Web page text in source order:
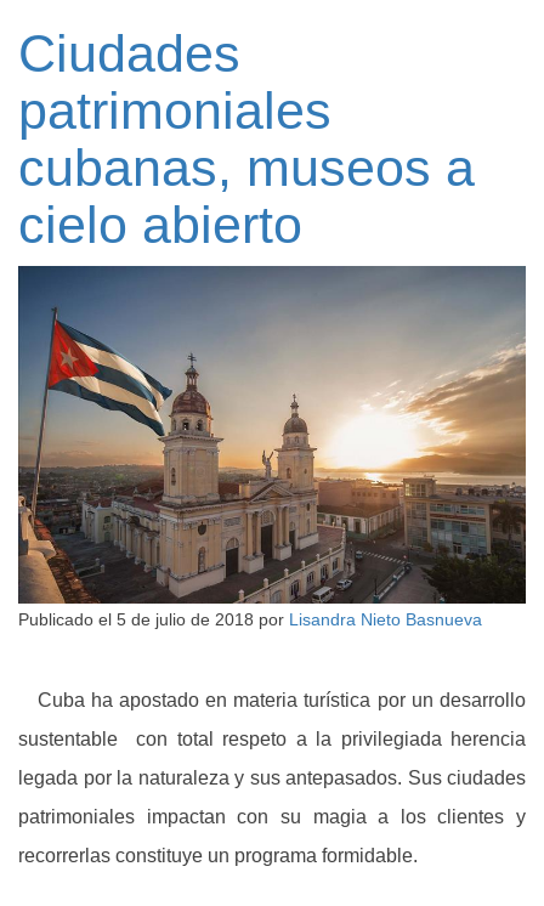
Ciudades
patrimoniales
cubanas, museos a
cielo abierto
Publicado el 5 de julio de 2018 por Lisandra Nieto Basnueva
Cuba ha apostado en materia turística por un desarrollo
sustentable con total respeto a la privilegiada herencia
legada por la naturaleza y sus antepasados. Sus ciudades
patrimoniales impactan con su magia a los clientes y
recorrerlas constituye un programa formidable.